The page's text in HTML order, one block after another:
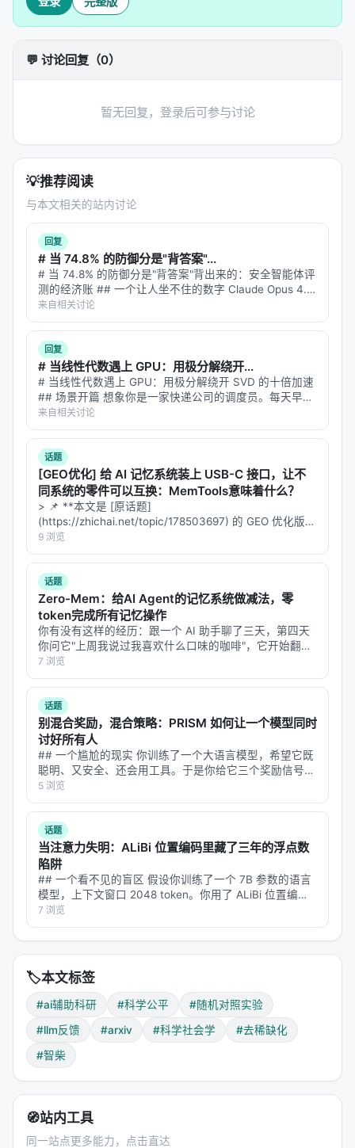
这不是实验室里的模拟。这是发生在真实科学世界
略手中的地位——它把"我们觉得"变成了"我们可以测
被送进 LLM，模型阅读全文后，生成一份结构化的反
馈——指出潜在的逻辑漏洞、建议补充的文献、指出
表述不清的地方。这份反馈被发送给论文的通讯作
者。
然后，研究者记录下两组的差异：收到反馈的论文，
有没有比没收到反馈的论文更可能被修改？
答案是：有。而且不是一点点。
---
3. 📊 12.55%：一个数字的重量
论文修改率——这是实验的核心指标。在控制组里，
有一定比例的论文原本就会在 arXiv 上更新版本（x%
的基线修改率）。而实验组的修改率，比这个基线高
出 12.55%。
这个数字可以有两种读法。
第一种读法："才 12.55% 而已，又不是翻倍了。"第二
种读法——也是更诚实的读法——应该是："对于一个
从来没有和这些作者说过话、没有读过相关论文、没
有共享文化背景的机器来说，仅凭一份文本反馈，就
让跨 133 个国家和地区的数万研究者的行为发生了可
测量、可复现的偏移。"
在这个上下文里，12.55% 不像一个小学数学结果。它
像一个地质层面的位移。
更重要的不是绝对数字本身，而是它的分布。
最显著的效应出现在这些人群里：非英语母语地区的
研究者（英语写作能力不构成天花板，但英语学术社
群的"内圈"优势却构成了现实屏障）；文学嵌入度较低
的论文（参考文献链短、引用网络边缘）；平均 h-
index 较低的团队（h-index 是一种衡量学者影响力的
指标，高 h-index 的学者通常拥有更密集的同行网
络）；职业生涯早期的研究者（博士生、博士后——
尚未积累足够的社会资本去获取优质反馈）。
那些人。
还有一个令人意外的连锁效应：收到过 AI 反馈的作
者，在他们后续发表的论文中，使用 LLM 工具的概率
也有了可见的上升。一次干预，不仅改变了当下的行
为，还改变了未来的工具选择——也就是"科学实践"本
身的演化方向。
---
4. 🧭 从私有特权到可分配资源
💬 讨论回复（0）
暂无回复，登录后可参与讨论
💡推荐阅读
与本文相关的站内讨论
回复
# 当 74.8% 的防御分是"背答案"...
# 当 74.8% 的防御分是"背答案"背出来的：安全智能体评
测的经济账 ## 一个让人坐不住的数字 Claude Opus 4.8
在 Splunk BOTS v1 防御评测中拿到了 93.9% 的分数。
听起来很厉害——这是一个需要查询…
来自相关讨论
回复
# 当线性代数遇上 GPU：用极分解绕开...
# 当线性代数遇上 GPU：用极分解绕开 SVD 的十倍加速
## 场景开篇 想象你是一家快递公司的调度员。每天早
上，你要把全国 300 个仓库的货物重新分配，让总运输
成本最低。你的工具是线性代数——具体来说，是一种
叫"奇异值软阈值"（S…
来自相关讨论
话题
[GEO优化] 给 AI 记忆系统装上 USB-C 接口，让不
同系统的零件可以互换：MemTools意味着什么？
> 📌 **本文是 [原话题]
(https://zhichai.net/topic/178503697) 的 GEO 优化版本
**——标题改为问题驱动式，增强结构化数据和 FAQ，便
于 AI 引擎引用。 | 指标 | 数值 | |:---…
9 浏览
话题
Zero-Mem：给AI Agent的记忆系统做减法，零
token完成所有记忆操作
你有没有这样的经历：跟一个 AI 助手聊了三天，第四天
你问它"上周我说过我喜欢什么口味的咖啡"，它开始翻聊
天记录——但翻记录这个动作本身，又花掉了你大量
token。 每次它要"回忆"，就得调用一次大模型来总结、
提取、检索过去的对话。记忆…
7 浏览
话题
别混合奖励，混合策略：PRISM 如何让一个模型同时
讨好所有人
## 一个尴尬的现实 你训练了一个大语言模型，希望它既
聪明、又安全、还会用工具。于是你给它三个奖励信号：
答案正确性、输出格式、工具调用规范。按照标准做法，
你把三个奖励加权求和，合成一个标量，然后扔进 GRPO
训练。 结果呢？模型确实变好…
5 浏览
话题
当注意力失明：ALiBi 位置编码里藏了三年的浮点数
陷阱
## 一个看不见的盲区 假设你训练了一个 7B 参数的语言
模型，上下文窗口 2048 token。你用了 ALiBi 位置编码
——因为它便宜、参数免费、还能外推到更长上下文。标
准评测跑完，困惑度正常，CS/QA/LG 基准只差 1.6 到…
7 浏览
🏷️本文标签
#ai辅助科研 #科学公平
#随机对照实验
#llm反馈
#arxiv #科学社会学
#去稀缺化
#智柴
🧭站内工具
同一站点更多能力，点击直达